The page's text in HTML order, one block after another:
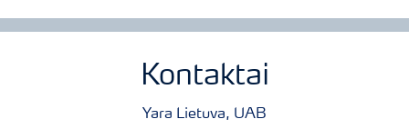
Kontaktai
Yara Lietuva, UAB